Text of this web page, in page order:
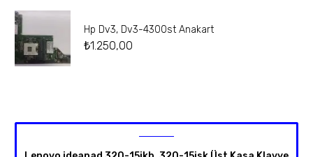
Hp Dv3, Dv3-4300st Anakart
₺1.250,00